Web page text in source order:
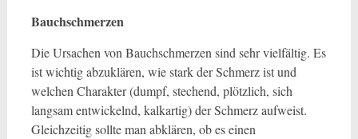
Bauchschmerzen
Die Ursachen von Bauchschmerzen sind sehr vielfältig. Es
ist wichtig abzuklären, wie stark der Schmerz ist und
welchen Charakter (dumpf, stechend, plötzlich, sich
langsam entwickelnd, kalkartig) der Schmerz aufweist.
Gleichzeitig sollte man abklären, ob es einen